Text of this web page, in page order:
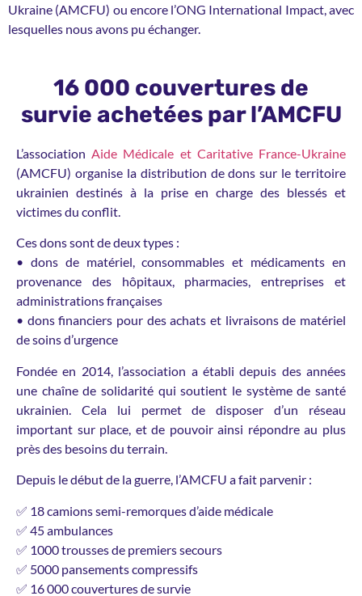
Ukraine (AMCFU) ou encore l’ONG International Impact, avec
lesquelles nous avons pu échanger.
16 000 couvertures de
survie achetées par l’AMCFU
L’associationAide Médicale et Caritative France-Ukraine
(AMCFU) organise la distribution de dons sur le territoire
ukrainien destinés à la prise en charge des blessés et
victimes du conflit.
Ces dons sont de deux types :
• dons de matériel, consommables et médicaments en
provenance des hôpitaux, pharmacies, entreprises et
administrations françaises
• dons financiers pour des achats et livraisons de matériel
de soins d’urgence
Fondée en 2014, l’association a établi depuis des années
une chaîne de solidarité qui soutient le système de santé
ukrainien. Cela lui permet de disposer d’un réseau
important sur place, et de pouvoir ainsi répondre au plus
près des besoins du terrain.
Depuis le début de la guerre, l’AMCFU a fait parvenir :
✅ 18 camions semi-remorques d’aide médicale
✅ 45 ambulances
✅ 1000 trousses de premiers secours
✅ 5000 pansements compressifs
✅ 16 000 couvertures de survie